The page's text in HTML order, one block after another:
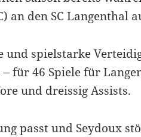
an den SC Langenthal
und spielstarke
für 46 Spiele für
und dreissig Assists.
passt und Seydoux